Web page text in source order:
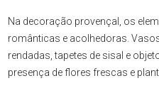
Na decoração provençal, os
românticas e acolhedoras.
rendadas, tapetes de sisal e
presença de flores frescas e